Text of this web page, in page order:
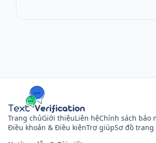
Trang chủGiới thiệuLiên hệChính sách bảo
Điều khoản & Điều kiệnTrợ giúpSơ đồ trang